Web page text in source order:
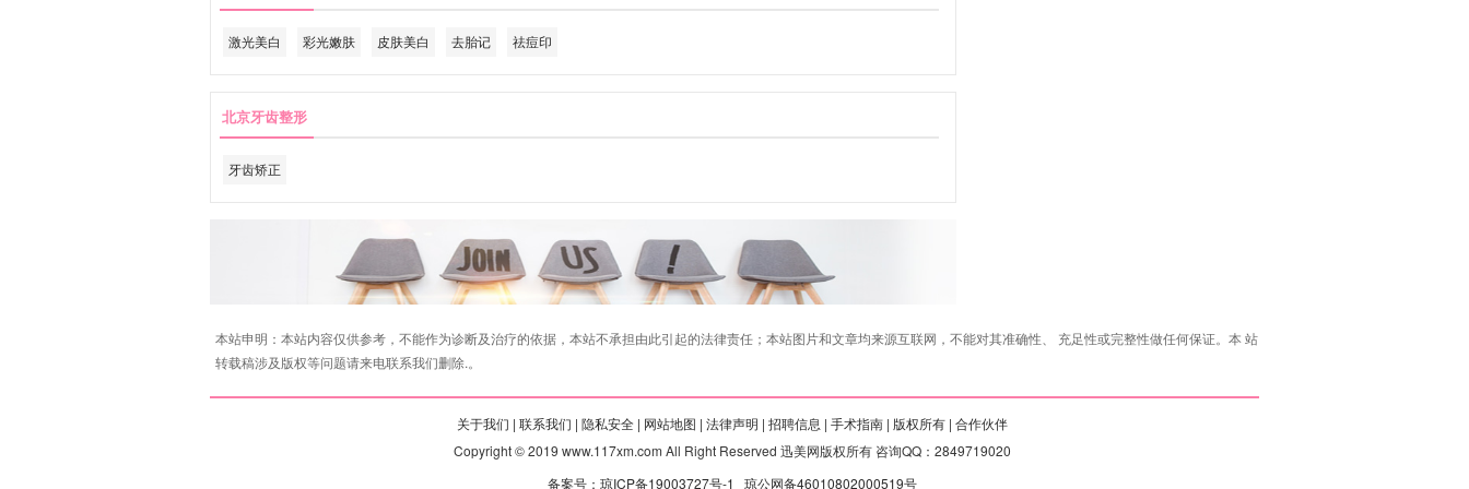
激光美白 彩光嫩肤 皮肤美白 去胎记 祛痘印
北京牙齿整形
牙齿矫正
本站申明：本站内容仅供参考，不能作为诊断及治疗的依据，本站不承担由此引起的法律责任；本站图片和文章均来源互联网，不能对其准确性、 充足性或完整性做任何保证。本 站
转载稿涉及版权等问题请来电联系我们删除.。
关于我们 | 联系我们 | 隐私安全 | 网站地图 | 法律声明 | 招聘信息 | 手术指南 | 版权所有 | 合作伙伴
Copyright © 2019 www.117xm.com All Right Reserved 迅美网版权所有 咨询QQ：2849719020
备案号：琼ICP备19003727号-1
琼公网备46010802000519号